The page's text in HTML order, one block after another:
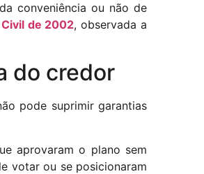
conveniência ou não de
de 2002, observada a
do credor
pode suprimir garantias
aprovaram o plano sem
votar ou se posicionaram